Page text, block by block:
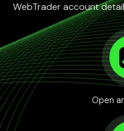
WebTrader account
Open